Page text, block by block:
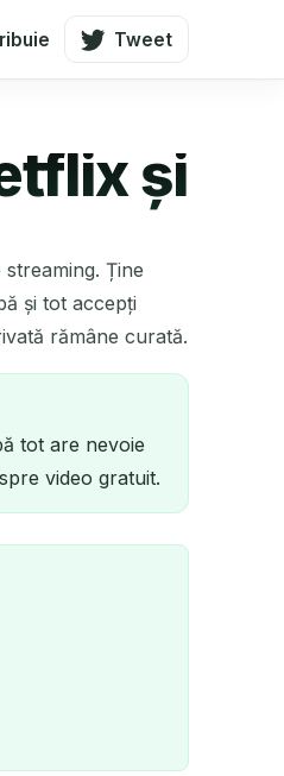
Tweet
și
Ține
și tot accepți
rămâne curată.
tot are nevoie
video gratuit.